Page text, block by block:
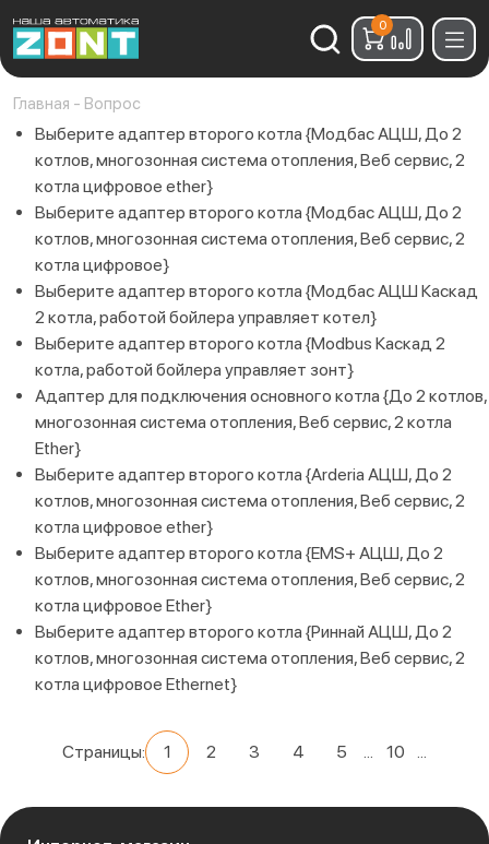
Найти:
0
Главная - Вопрос
Выберите адаптер второго котла {Модбас АЦШ, До 2
котлов, многозонная система отопления, Веб сервис, 2
котла цифровое ether}
Выберите адаптер второго котла {Модбас АЦШ, До 2
котлов, многозонная система отопления, Веб сервис, 2
котла цифровое}
Выберите адаптер второго котла {Модбас АЦШ Каскад
2 котла, работой бойлера управляет котел}
Выберите адаптер второго котла {Modbus Каскад 2
котла, работой бойлера управляет зонт}
Адаптер для подключения основного котла {До 2 котлов,
многозонная система отопления, Веб сервис, 2 котла
Ether}
Выберите адаптер второго котла {Arderia АЦШ, До 2
котлов, многозонная система отопления, Веб сервис, 2
котла цифровое ether}
Выберите адаптер второго котла {EMS+ АЦШ, До 2
котлов, многозонная система отопления, Веб сервис, 2
котла цифровое Ether}
Выберите адаптер второго котла {Риннай АЦШ, До 2
котлов, многозонная система отопления, Веб сервис, 2
котла цифровое Ethernet}
Страницы: 1 2 3 4 5 ... 10 ...